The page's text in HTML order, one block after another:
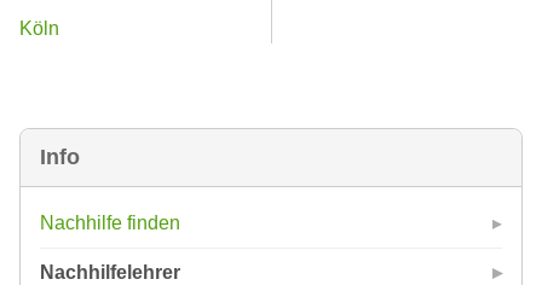
Info
Nachhilfe finden
Nachhilfelehrer
Köln